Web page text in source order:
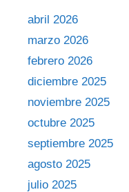
abril 2026
marzo 2026
febrero 2026
diciembre 2025
noviembre 2025
octubre 2025
septiembre 2025
agosto 2025
julio 2025